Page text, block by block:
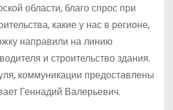
области, благо спрос при
какие у нас в регионе,
направили на линию
и строительство здания.
коммуникации предоставлены
Геннадий Валерьевич.